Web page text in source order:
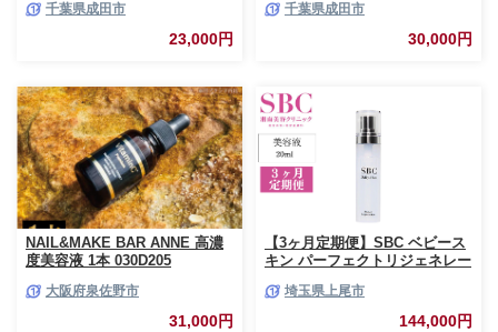
化粧水 乳液 クリーム 化粧下地
美顔器 美容 化粧品 コスメ 日用
千葉県成田市
23,000円
粧水 乳液 クリーム 化粧下地 美
容 化粧品 コスメ 日用品 成田市
千葉県成田市
30,000円
NAIL&MAKE BAR ANNE 高濃
度美容液 1本 030D205
大阪府泉佐野市
31,000円
【3ヶ月定期便】SBC ベビース
キン パーフェクトリジェネレー
湘南美容クリニック SBC 美容
埼玉県上尾市
144,000円